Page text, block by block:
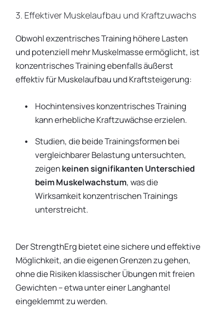
3. Effektiver Muskelaufbau und Kraftzuwachs
Obwohl exzentrisches Training höhere Lasten
und potenziell mehr Muskelmasse ermöglicht, ist
konzentrisches Training ebenfalls äußerst
effektiv für Muskelaufbau und Kraftsteigerung:
Hochintensives konzentrisches Training
kann erhebliche Kraftzuwächse erzielen.
Studien, die beide Trainingsformen bei
vergleichbarer Belastung untersuchten,
zeigen keinen signifikanten Unterschied
beim Muskelwachstum, was die
Wirksamkeit konzentrischen Trainings
unterstreicht.
Der StrengthErg bietet eine sichere und effektive
Möglichkeit, an die eigenen Grenzen zu gehen,
ohne die Risiken klassischer Übungen mit freien
Gewichten – etwa unter einer Langhantel
eingeklemmt zu werden.